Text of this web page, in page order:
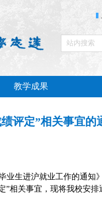
教学成果
评定”相关事宜的
业生进沪就业工作的通知
”相关事宜，现将我校安排